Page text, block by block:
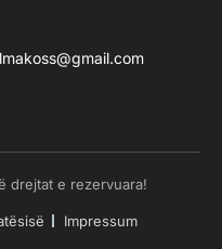
drejtat e rezervuara!
Impressum